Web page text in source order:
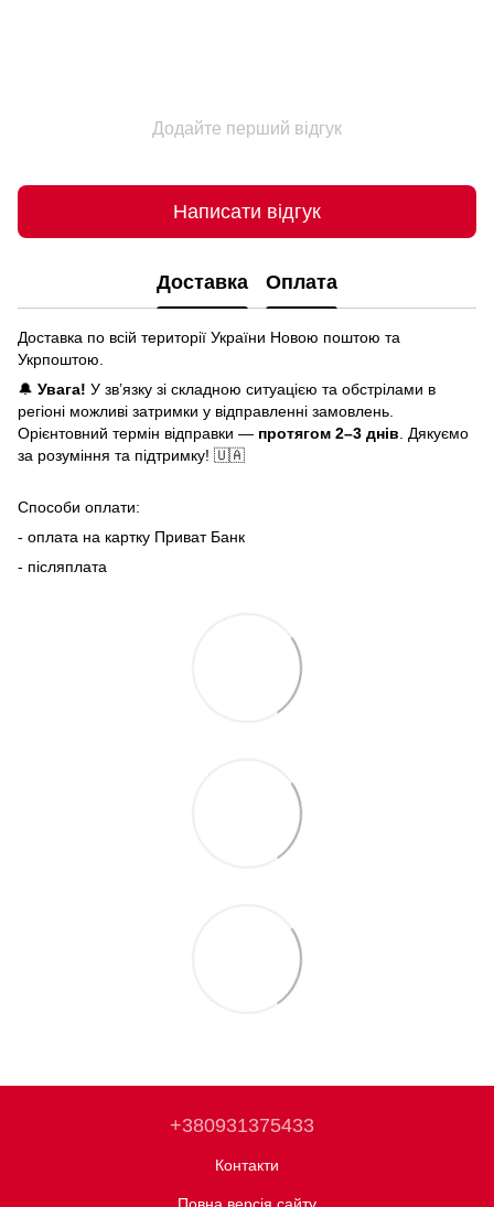
Додайте перший відгук
Написати відгук
Доставка Оплата
Доставка по всій території України Новою поштою та
Укрпоштою.
🔔 Увага! У зв’язку зі складною ситуацією та обстрілами в
регіоні можливі затримки у відправленні замовлень.
Орієнтовний термін відправки — протягом 2–3 днів. Дякуємо
за розуміння та підтримку! 🇺🇦
Способи оплати:
- оплата на картку Приват Банк
- післяплата
+380931375433
Контакти
Повна версія сайту